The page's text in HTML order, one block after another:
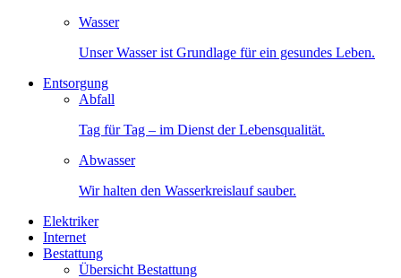
Wasser
Unser Wasser ist Grundlage für ein gesundes Leben.
Entsorgung
Abfall
Tag für Tag – im Dienst der Lebensqualität.
Abwasser
Wir halten den Wasserkreislauf sauber.
Elektriker
Internet
Bestattung
Übersicht Bestattung